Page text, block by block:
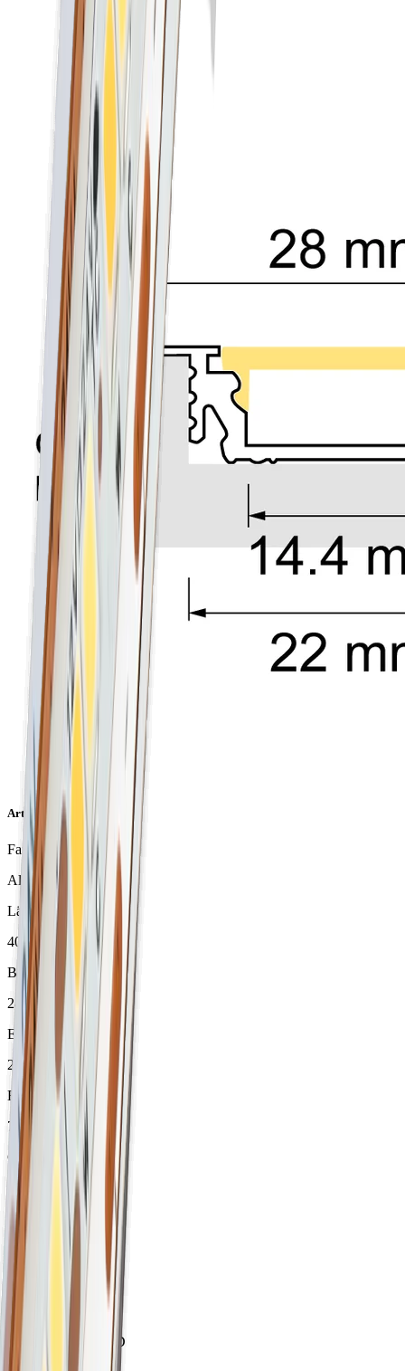
Artikeleigenschaften
Farbe
Alufarbig
Länge
4000 mm
Breite
28 mm
Einbaubreite
22 mm
Einbautiefe
7.2 mm
Garantie
2 Jahre
Höhe
8 mm
Material
Aluminium
max. Breite für LED